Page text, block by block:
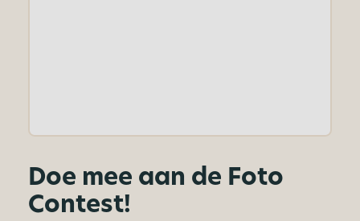
Doe mee aan de Foto
Contest!